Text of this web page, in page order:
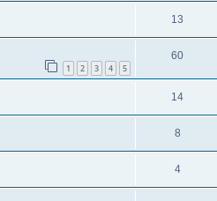
13
1 2 3 4 5
60
14
8
4